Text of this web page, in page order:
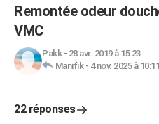
Remontée odeur
VMC
Pakk- 28 avr. 2019 à 15:23
Manifik- 4 nov. 2025 à 10:11
22 réponses